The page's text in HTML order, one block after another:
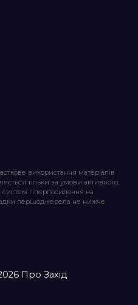
використання матеріалів
тільки за умови активного,
гіперпосилання на
першоджерела не нижче
Про Захід